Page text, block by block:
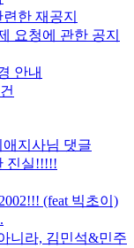
한 재공지
요청에 관한 공지
안내
지사님 댓글
진실!!!!!
(feat 빅초이)
니라, 김민석&민주